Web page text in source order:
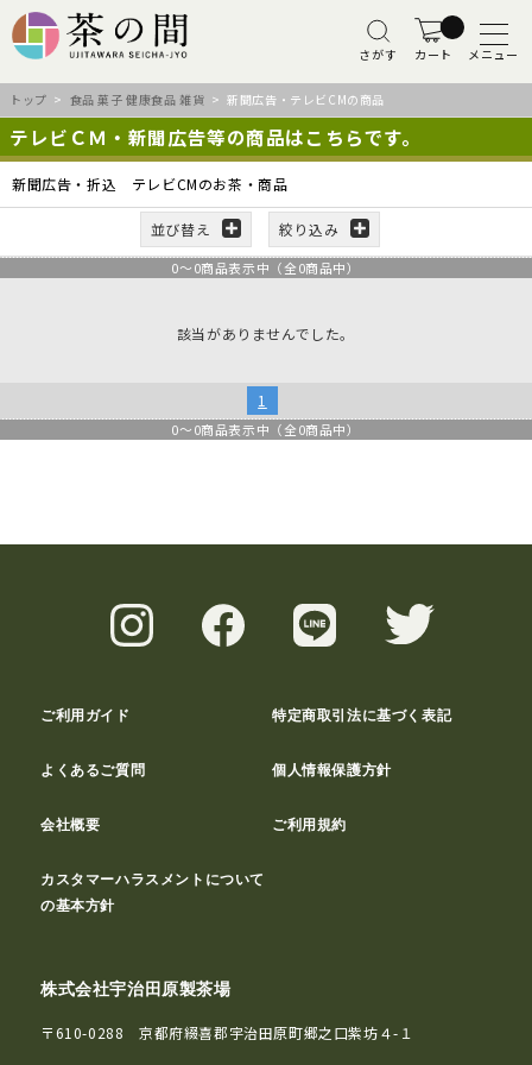
さがす カート メニュー
トップ > 食品 菓子 健康食品 雑貨 > 新聞広告・テレビCMの商品
テレビＣＭ・新聞広告等の商品はこちらです。
新聞広告・折込 テレビCMのお茶・商品
並び替え 絞り込み
0～0商品表示中（全0商品中）
該当がありませんでした。
1
0～0商品表示中（全0商品中）
ご利用ガイド 特定商取引法に基づく表記
よくあるご質問 個人情報保護方針
会社概要 ご利用規約
カスタマーハラスメントについて
の基本方針
株式会社宇治田原製茶場
〒610-0288 京都府綴喜郡宇治田原町郷之口紫坊４-１